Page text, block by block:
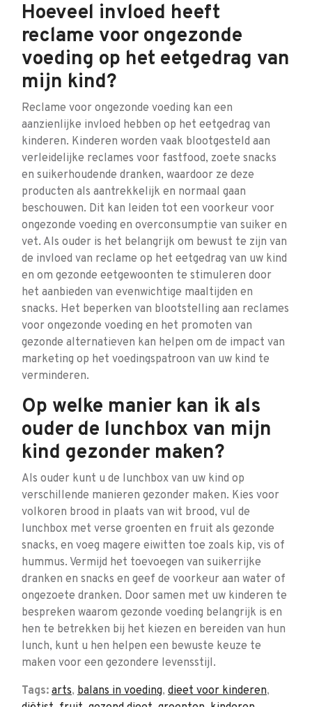
Hoeveel invloed heeft
reclame voor ongezonde
voeding op het eetgedrag van
mijn kind?
Reclame voor ongezonde voeding kan een
aanzienlijke invloed hebben op het eetgedrag van
kinderen. Kinderen worden vaak blootgesteld aan
verleidelijke reclames voor fastfood, zoete snacks
en suikerhoudende dranken, waardoor ze deze
producten als aantrekkelijk en normaal gaan
beschouwen. Dit kan leiden tot een voorkeur voor
ongezonde voeding en overconsumptie van suiker en
vet. Als ouder is het belangrijk om bewust te zijn van
de invloed van reclame op het eetgedrag van uw kind
en om gezonde eetgewoonten te stimuleren door
het aanbieden van evenwichtige maaltijden en
snacks. Het beperken van blootstelling aan reclames
voor ongezonde voeding en het promoten van
gezonde alternatieven kan helpen om de impact van
marketing op het voedingspatroon van uw kind te
verminderen.
Op welke manier kan ik als
ouder de lunchbox van mijn
kind gezonder maken?
Als ouder kunt u de lunchbox van uw kind op
verschillende manieren gezonder maken. Kies voor
volkoren brood in plaats van wit brood, vul de
lunchbox met verse groenten en fruit als gezonde
snacks, en voeg magere eiwitten toe zoals kip, vis of
hummus. Vermijd het toevoegen van suikerrijke
dranken en snacks en geef de voorkeur aan water of
ongezoete dranken. Door samen met uw kinderen te
bespreken waarom gezonde voeding belangrijk is en
hen te betrekken bij het kiezen en bereiden van hun
lunch, kunt u hen helpen een bewuste keuze te
maken voor een gezondere levensstijl.
Tags: arts, balans in voeding, dieet voor kinderen,